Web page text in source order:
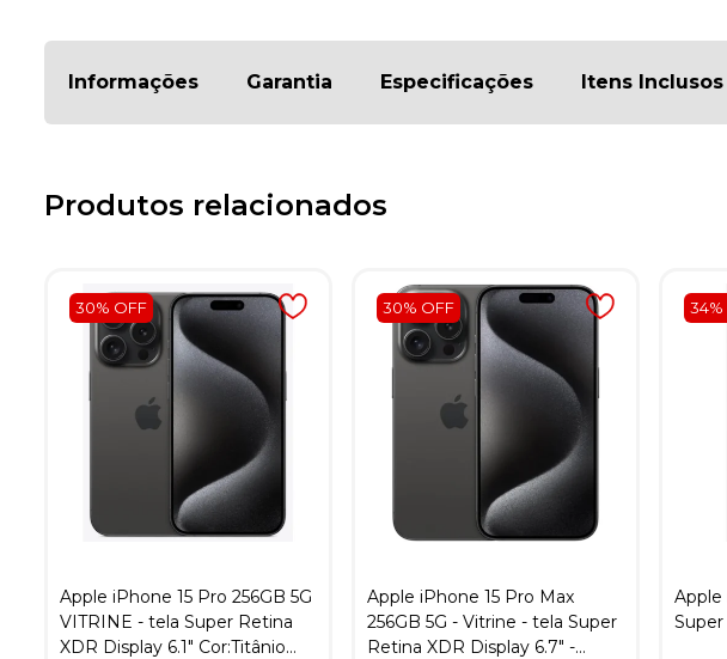
Informações Garantia Especificações Itens Inclusos
Produtos relacionados
30% OFF
Apple iPhone 15 Pro 256GB 5G
VITRINE - tela Super Retina
XDR Display 6.1" Cor:Titânio
30% OFF
Apple iPhone 15 Pro Max
256GB 5G - Vitrine - tela Super
Retina XDR Display 6.7" -
34%
Apple